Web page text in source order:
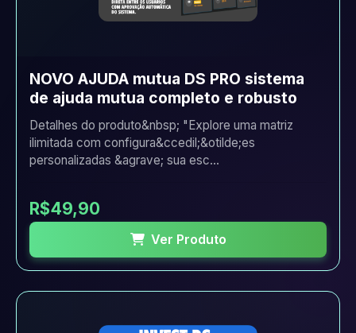
NOVO AJUDA mutua DS PRO sistema
de ajuda mutua completo e robusto
Detalhes do produto&nbsp; "Explore uma matriz
ilimitada com configura&ccedil;&otilde;es
personalizadas &agrave; sua esc...
R$49,90
Ver Produto